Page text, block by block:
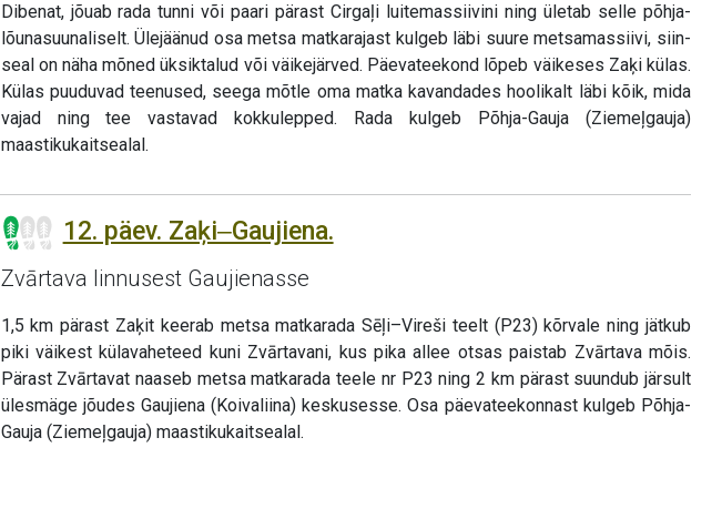
Dibenat, jõuab rada tunni või paari pärast Cirgaļi luitemassiivini ning ületab selle põhja-
lõunasuunaliselt. Ülejäänud osa metsa matkarajast kulgeb läbi suure metsamassiivi, siin-
seal on näha mõned üksiktalud või väikejärved. Päevateekond lõpeb väikeses Zaķi külas.
Külas puuduvad teenused, seega mõtle oma matka kavandades hoolikalt läbi kõik, mida
vajad ning tee vastavad kokkulepped. Rada kulgeb Põhja-Gauja (Ziemeļgauja)
maastikukaitsealal.
12. päev. Zaķi‒Gaujiena.
Zvārtava linnusest Gaujienasse
1,5 km pärast Zaķit keerab metsa matkarada Sēļi–Vireši teelt (P23) kõrvale ning jätkub
piki väikest külavaheteed kuni Zvārtavani, kus pika allee otsas paistab Zvārtava mõis.
Pärast Zvārtavat naaseb metsa matkarada teele nr P23 ning 2 km pärast suundub järsult
ülesmäge jõudes Gaujiena (Koivaliina) keskusesse. Osa päevateekonnast kulgeb Põhja-
Gauja (Ziemeļgauja) maastikukaitsealal.